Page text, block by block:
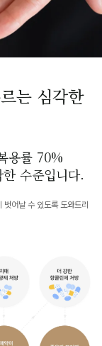
는 심각한
용률 70%
수준입니다.
어날 수 있도록 도와드리